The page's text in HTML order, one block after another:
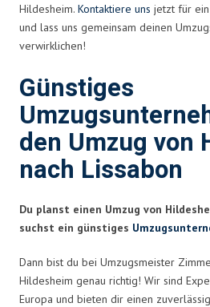
Hildesheim. Kontaktiere uns jetzt für
und lass uns gemeinsam deinen
verwirklichen!
Günstiges
den Umzug von
nach Lissabon
Du planst einen Umzug von
suchst ein günstiges
Dann bist du bei Umzugsmeister
Hildesheim genau richtig! Wir sind
Europa und bieten dir einen